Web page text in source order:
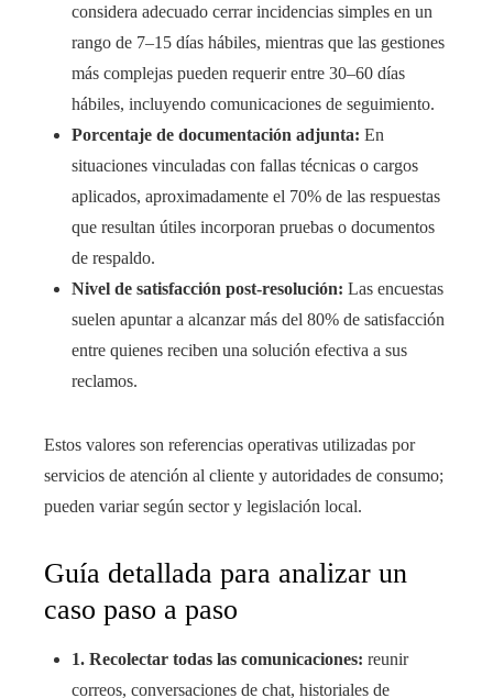
considera adecuado cerrar incidencias simples en un
rango de 7–15 días hábiles, mientras que las gestiones
más complejas pueden requerir entre 30–60 días
hábiles, incluyendo comunicaciones de seguimiento.
Porcentaje de documentación adjunta: En
situaciones vinculadas con fallas técnicas o cargos
aplicados, aproximadamente el 70% de las respuestas
que resultan útiles incorporan pruebas o documentos
de respaldo.
Nivel de satisfacción post-resolución: Las encuestas
suelen apuntar a alcanzar más del 80% de satisfacción
entre quienes reciben una solución efectiva a sus
reclamos.
Estos valores son referencias operativas utilizadas por
servicios de atención al cliente y autoridades de consumo;
pueden variar según sector y legislación local.
Guía detallada para analizar un
caso paso a paso
1. Recolectar todas las comunicaciones: reunir
correos, conversaciones de chat, historiales de